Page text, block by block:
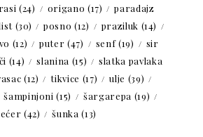
(24) origano (17)
paradajz
(30) posno (12) praziluk (14)
(12) puter (47) senf(19)
sir
(14) slanina (15)
slatka pavlaka
(12) tikvice (17) ulje (39)
šampinjoni (15) šargarepa (19)
(42) šunka (13)